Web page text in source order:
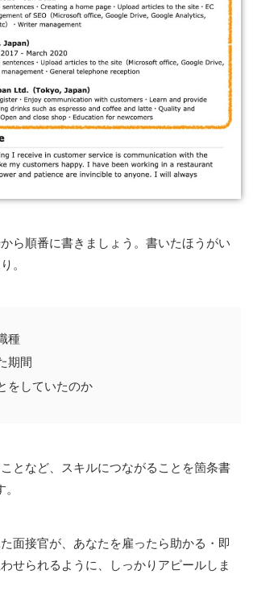
ら順番に書きましょう。書いたほうがい
。
種
期間
をしていたのか
となど、スキルにつながることを箇条書
面接官が、あなたを雇ったら助かる・即
せられるように、しっかりアピールしま